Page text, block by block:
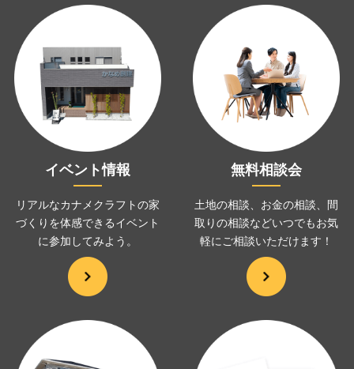
イベント情報
リアルなカナメクラフトの家
づくりを体感できるイベント
に参加してみよう。
無料相談会
土地の相談、お金の相談、 間
取りの相談などいつでもお気
軽にご相談いただけます！